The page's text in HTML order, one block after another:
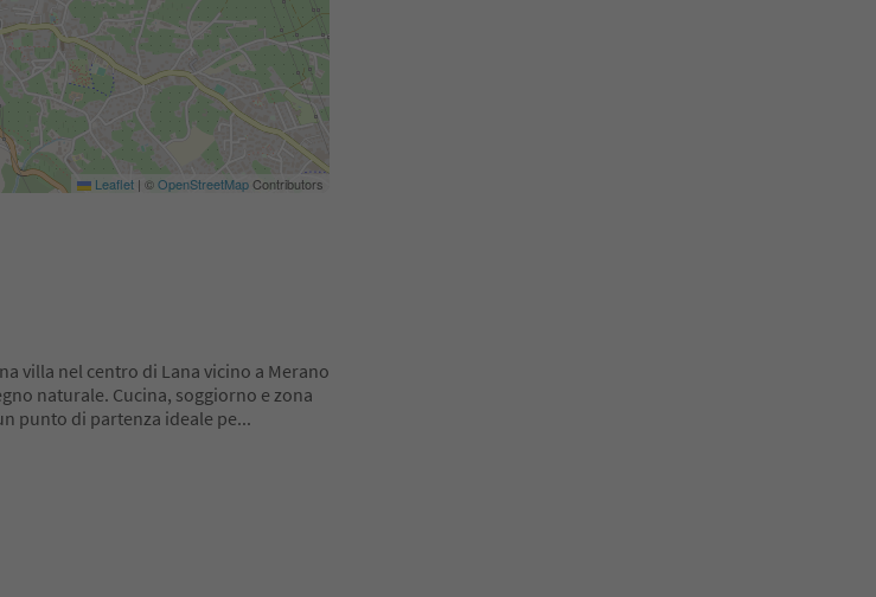
Leaflet | ©OpenStreetMapContributors
villa nel centro di Lana vicino a Merano
naturale. Cucina, soggiorno e zona
punto di partenza ideale pe...